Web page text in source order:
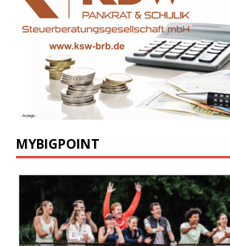
MYBIGPOINT